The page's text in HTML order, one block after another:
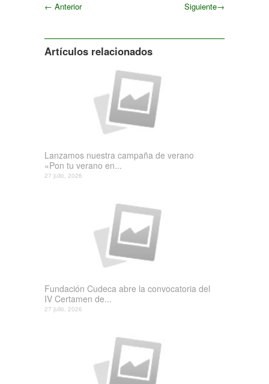
← Anterior Siguiente→
Artículos relacionados
Lanzamos nuestra campaña de verano
«Pon tu verano en...
27 julio, 2026
Fundación Cudeca abre la convocatoria del
IV Certamen de...
27 julio, 2026